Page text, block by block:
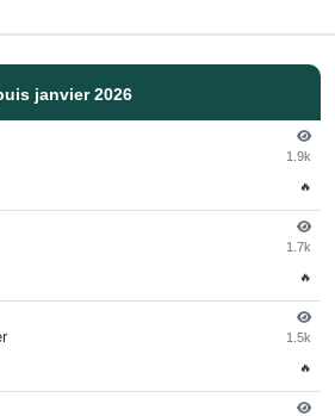
janvier 2026
1.9k
🔥
1.7k
🔥
1.5k
🔥